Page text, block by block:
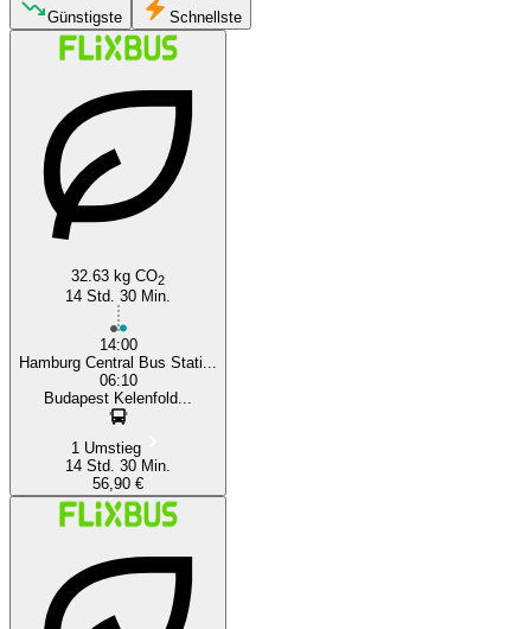
Hamburg
Günstigste Schnellste
32.63 kg CO2
14 Std. 30 Min.
14:00
Hamburg Central Bus Stati...
06:10
Budapest Kelenfold...
1 Umstieg
14 Std. 30 Min.
56,90 €